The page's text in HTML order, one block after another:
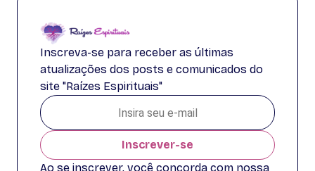
Inscreva-se para receber as últimas
atualizações dos posts e comunicados do
site "Raízes Espirituais"
Inscrever-se
Ao se inscrever, você concorda com nossa